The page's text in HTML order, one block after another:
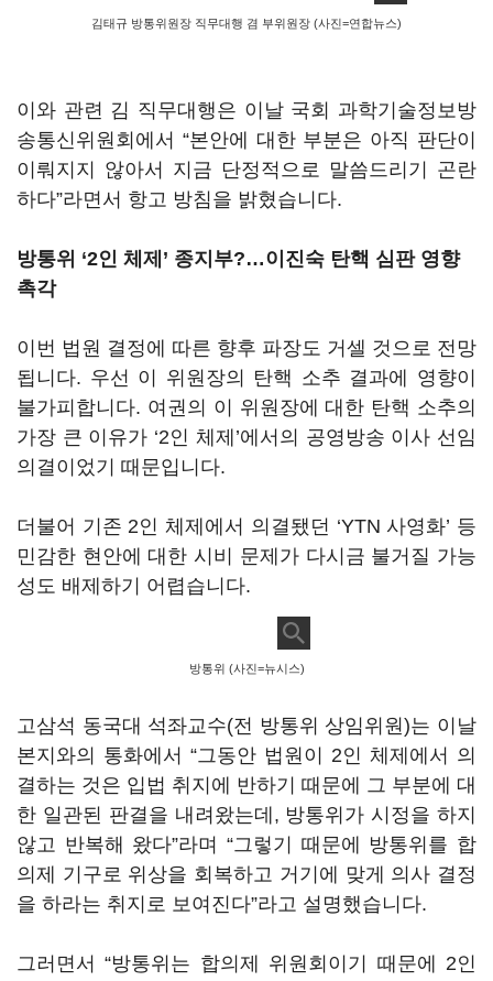
김태규 방통위원장 직무대행 겸 부위원장 (사진=연합뉴스)
이와 관련 김 직무대행은 이날 국회 과학기술정보방
송통신위원회에서 “본안에 대한 부분은 아직 판단이
이뤄지지 않아서 지금 단정적으로 말씀드리기 곤란
하다”라면서 항고 방침을 밝혔습니다.
방통위 ‘2인 체제 ’ 종지부?…이진숙 탄핵 심판 영향
촉각
이번 법원 결정에 따른 향후 파장도 거셀 것으로 전망
됩니다. 우선 이 위원장의 탄핵 소추 결과에 영향이
불가피합니다. 여권의 이 위원장에 대한 탄핵 소추의
가장 큰 이유가 ‘2인 체제 ’에서의 공영방송 이사 선임
의결이었기 때문입니다.
더불어 기존 2인 체제에서 의결됐던 ‘YTN 사영화’ 등
민감한 현안에 대한 시비 문제가 다시금 불거질 가능
성도 배제하기 어렵습니다.
방통위 (사진=뉴시스)
고삼석 동국대 석좌교수(전 방통위 상임위원)는 이날
본지와의 통화에서 “그동안 법원이 2인 체제에서 의
결하는 것은 입법 취지에 반하기 때문에 그 부분에 대
한 일관된 판결을 내려왔는데 , 방통위가 시정을 하지
않고 반복해 왔다”라며“그렇기 때문에 방통위를 합
의제 기구로 위상을 회복하고 거기에 맞게 의사 결정
을 하라는 취지로 보여진다”라고 설명했습니다.
그러면서“방통위는 합의제 위원회이기 때문에 2인